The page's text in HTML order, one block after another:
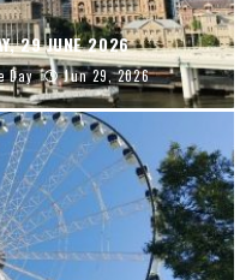
29 JUNE 2026
Day Jun 29, 2026